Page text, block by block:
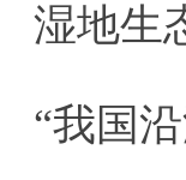
湿地生
“我国沿